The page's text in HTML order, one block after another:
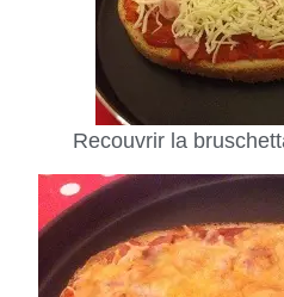
Recouvrir la